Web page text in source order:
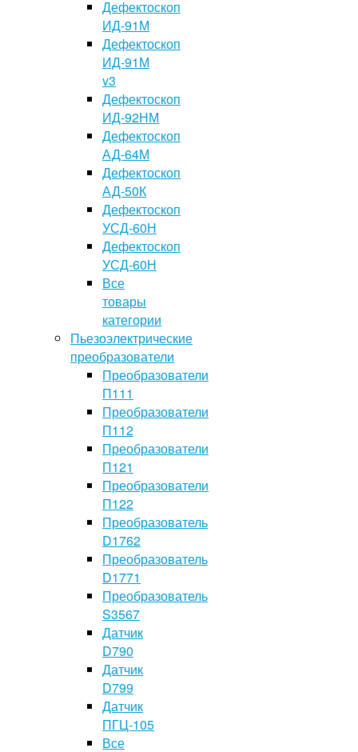
Дефектоскоп
ИД-91М
Дефектоскоп
ИД-91М
v3
Дефектоскоп
ИД-92НМ
Дефектоскоп
АД-64М
Дефектоскоп
АД-50К
Дефектоскоп
УСД-60Н
Дефектоскоп
УСД-60Н
Все
товары
категории
Пьезоэлектрические
преобразователи
Преобразователи
П111
Преобразователи
П112
Преобразователи
П121
Преобразователи
П122
Преобразователь
D1762
Преобразователь
D1771
Преобразователь
S3567
Датчик
D790
Датчик
D799
Датчик
ПГЦ-105
Все